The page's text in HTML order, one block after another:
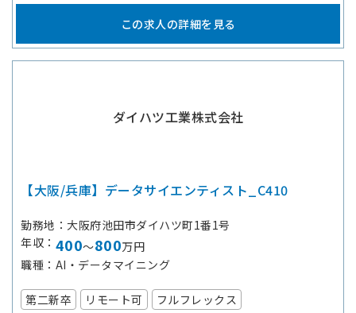
この求人の詳細を見る
ダイハツ工業株式会社
【大阪/兵庫】データサイエンティスト_C410
勤務地
大阪府池田市ダイハツ町1番1号
年収
400～800万円
職種
AI・データマイニング
第二新卒 リモート可 フルフレックス